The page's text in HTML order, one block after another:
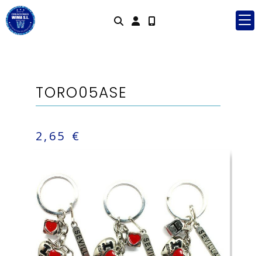
Identifícat
TORO05ASE
2,65 €